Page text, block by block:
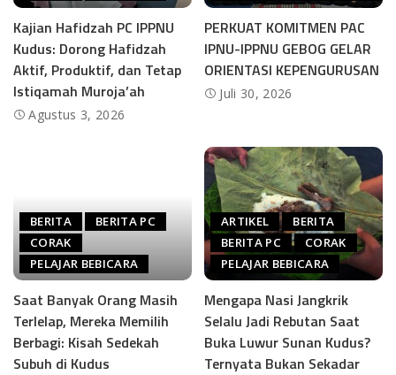
Kajian Hafidzah PC IPPNU
Kudus: Dorong Hafidzah
Aktif, Produktif, dan Tetap
Istiqamah Muroja’ah
Agustus 3, 2026
PERKUAT KOMITMEN PAC
IPNU-IPPNU GEBOG GELAR
ORIENTASI KEPENGURUSAN
Juli 30, 2026
BERITA
BERITA PC
CORAK
PELAJAR BEBICARA
Saat Banyak Orang Masih
Terlelap, Mereka Memilih
Berbagi: Kisah Sedekah
Subuh di Kudus
ARTIKEL
BERITA
BERITA PC
CORAK
PELAJAR BEBICARA
Mengapa Nasi Jangkrik
Selalu Jadi Rebutan Saat
Buka Luwur Sunan Kudus?
Ternyata Bukan Sekadar